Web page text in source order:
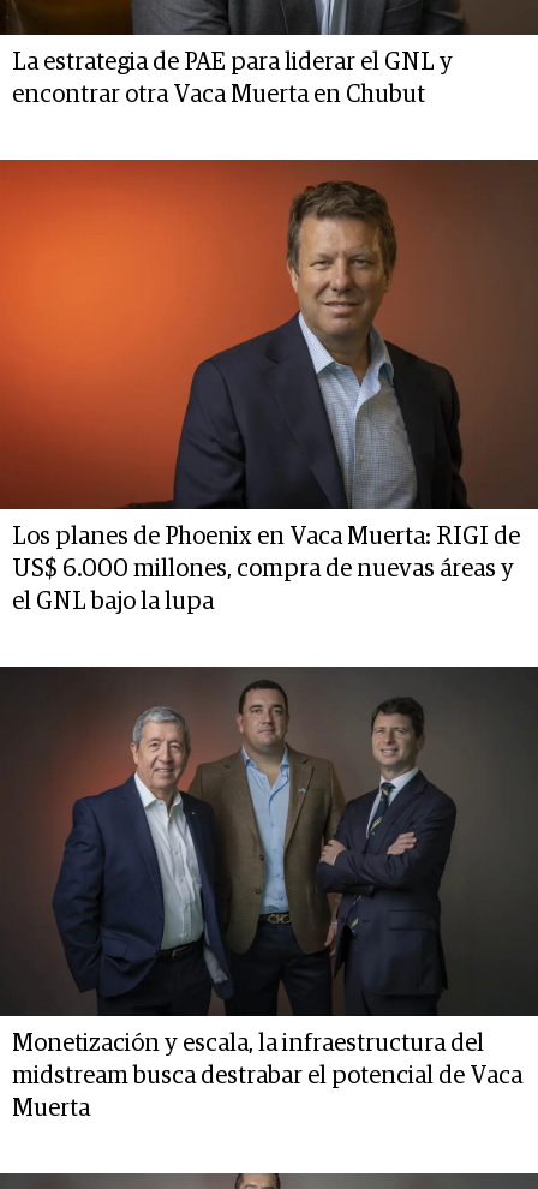
La estrategia de PAE para liderar el GNL y
encontrar otra Vaca Muerta en Chubut
Los planes de Phoenix en Vaca Muerta: RIGI de
US$ 6.000 millones, compra de nuevas áreas y
el GNL bajo la lupa
Monetización y escala, la infraestructura del
midstream busca destrabar el potencial de Vaca
Muerta